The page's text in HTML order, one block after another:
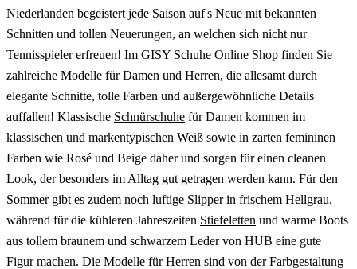
Niederlanden begeistert jede Saison auf's Neue mit bekannten
Schnitten und tollen Neuerungen, an welchen sich nicht nur
Tennisspieler erfreuen! Im GISY Schuhe Online Shop finden Sie
zahlreiche Modelle für Damen und Herren, die allesamt durch
elegante Schnitte, tolle Farben und außergewöhnliche Details
auffallen! Klassische Schnürschuhe für Damen kommen im
klassischen und markentypischen Weiß sowie in zarten femininen
Farben wie Rosé und Beige daher und sorgen für einen cleanen
Look, der besonders im Alltag gut getragen werden kann. Für den
Sommer gibt es zudem noch luftige Slipper in frischem Hellgrau,
während für die kühleren Jahreszeiten Stiefeletten und warme Boots
aus tollem braunem und schwarzem Leder von HUB eine gute
Figur machen. Die Modelle für Herren sind von der Farbgestaltung